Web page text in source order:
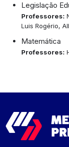
Legislação
Professores:
Luis Rogério,
Matemática
Professores: